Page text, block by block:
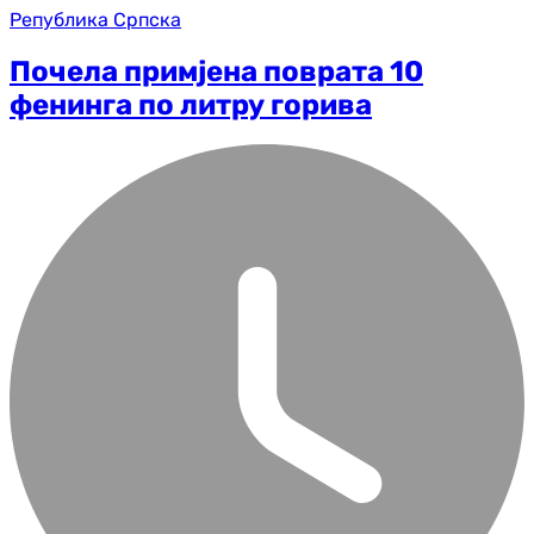
Република Српска
Почела примјена поврата 10
фенинга по литру горива